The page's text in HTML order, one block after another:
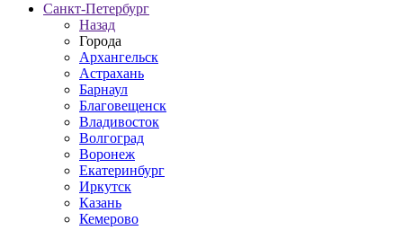
Санкт-Петербург
Назад
Города
Архангельск
Астрахань
Барнаул
Благовещенск
Владивосток
Волгоград
Воронеж
Екатеринбург
Иркутск
Казань
Кемерово